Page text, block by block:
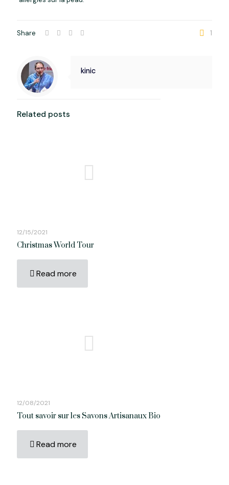
Share 1
kinic
Related posts
12/15/2021
Christmas World Tour
Read more
12/08/2021
Tout savoir sur les Savons Artisanaux Bio
Read more